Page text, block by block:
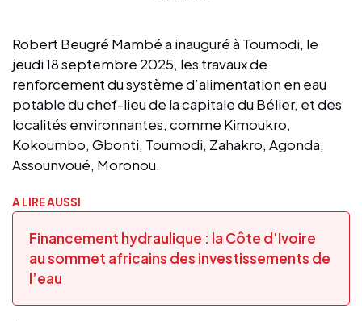
Robert Beugré Mambé a inauguré à Toumodi, le
jeudi 18 septembre 2025, les travaux de
renforcement du système d’alimentation en eau
potable du chef-lieu de la capitale du Bélier, et des
localités environnantes, comme Kimoukro,
Kokoumbo, Gbonti, Toumodi, Zahakro, Agonda,
Assounvoué, Moronou.
A LIRE AUSSI
Financement hydraulique : la Côte d'Ivoire
au sommet africains des investissements de
l’eau